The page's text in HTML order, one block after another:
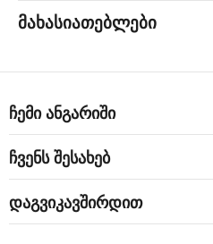
მახასიათებლები
ჩემი ანგარიში
ჩვენს შესახებ
დაგვიკავშირდით